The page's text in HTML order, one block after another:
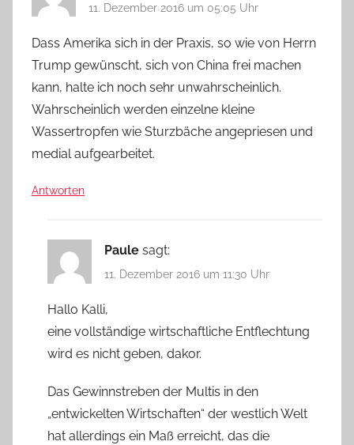
11. Dezember 2016 um 05:05 Uhr
Dass Amerika sich in der Praxis, so wie von Herrn
Trump gewünscht, sich von China frei machen
kann, halte ich noch sehr unwahrscheinlich.
Wahrscheinlich werden einzelne kleine
Wassertropfen wie Sturzbäche angepriesen und
medial aufgearbeitet.
Antworten
Paule sagt:
11. Dezember 2016 um 11:30 Uhr
Hallo Kalli,
eine vollständige wirtschaftliche Entflechtung
wird es nicht geben, dakor.
Das Gewinnstreben der Multis in den
„entwickelten Wirtschaften“ der westlich Welt
hat allerdings ein Maß erreicht, das die